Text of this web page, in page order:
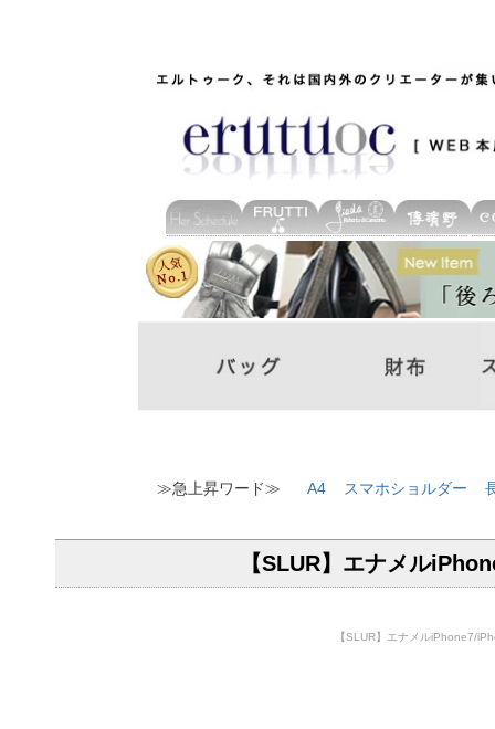
≫急上昇ワード≫ A4 スマホショルダー
【SLUR】エナメル
【SLUR】エナメルiPhone7/